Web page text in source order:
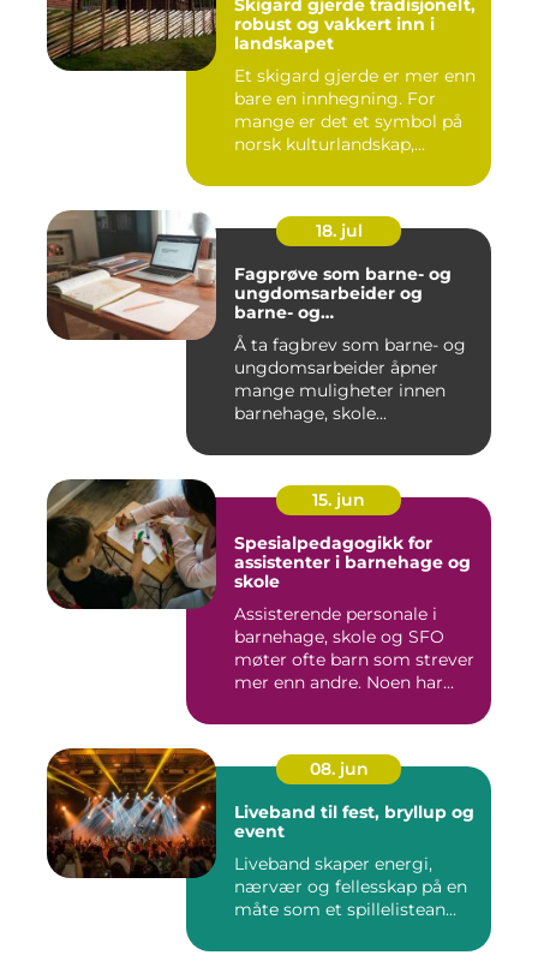
Skigard gjerde tradisjonelt,
robust og vakkert inn i
landskapet
Et skigard gjerde er mer enn
bare en innhegning. For
mange er det et symbol på
norsk kulturlandskap,...
18. jul
Fagprøve som barne- og
ungdomsarbeider og
barne- og
ungdomsarbeiderfaget VG
Å ta fagbrev som barne- og
ungdomsarbeider åpner
mange muligheter innen
barnehage, skole...
15. jun
Spesialpedagogikk for
assistenter i barnehage og
skole
Assisterende personale i
barnehage, skole og SFO
møter ofte barn som strever
mer enn andre. Noen har...
08. jun
Liveband til fest, bryllup og
event
Liveband skaper energi,
nærvær og fellesskap på en
måte som et spillelistean...